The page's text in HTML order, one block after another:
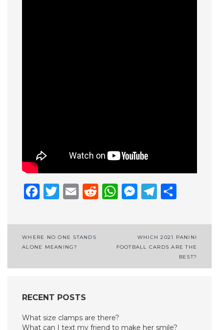
Facebook
Twitter
EmailReddit
WhatsApp
Post
WHERE NO ONE STANDS
ALONE MEANING?
WHICH 2021 PANINI
FOOTBALL CARDS ARE THE
BEST?
RECENT POSTS
What size clamps are there?
What can I text my friend to make her smile?